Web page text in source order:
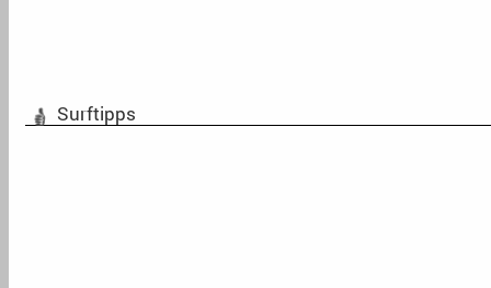
Surftipps